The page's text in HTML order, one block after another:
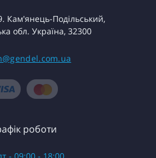
Кам'янець-Подільський,
обл. Україна, 32300
роботи